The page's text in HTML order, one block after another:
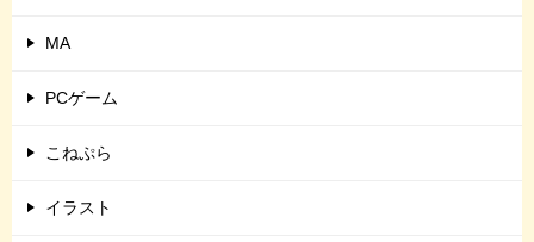
MA
PCゲーム
こねぷら
イラスト